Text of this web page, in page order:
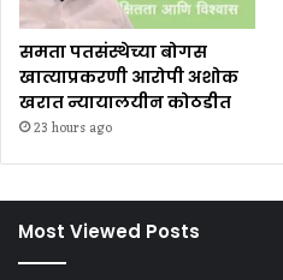
समता पतसंस्थेच्या बोगस
खात्याप्रकरणी आरोपी अशोक
खरात न्यायालयीन कोठडीत
23 hours ago
Most Viewed Posts